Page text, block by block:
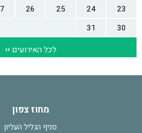
מחוז צפון
סניף הגליל העליון